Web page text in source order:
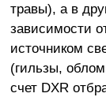
травы), а в
зависимости
источником
(гильзы,
счет DXR